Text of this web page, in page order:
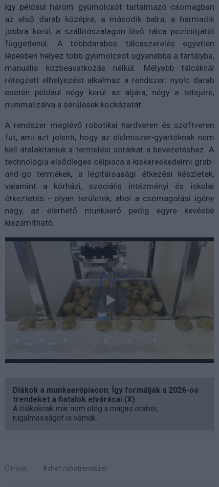
így például három gyümölcsöt tartalmazó csomagban
az első darab középre, a második balra, a harmadik
jobbra kerül, a szállítószalagon lévő tálca pozíciójától
függetlenül. A többdarabos tálcaszerelés egyetlen
lépésben helyez több gyümölcsöt ugyanabba a tartályba,
manuális közbeavatkozás nélkül. Mélyebb tálcáknál
rétegzett elhelyezést alkalmaz a rendszer: nyolc darab
esetén például négy kerül az aljára, négy a tetejére,
minimalizálva a sérülések kockázatát.
A rendszer meglévő robotikai hardveren és szoftveren
fut, ami azt jelenti, hogy az élelmiszer-gyártóknak nem
kell átalakítaniuk a termelési soraikat a bevezetéshez. A
technológia elsődleges célpiaca a kiskereskedelmi grab-
and-go termékek, a légitársasági étkezési készletek,
valamint a kórházi, szociális intézményi és iskolai
étkeztetés - olyan területek, ahol a csomagolási igény
nagy, az elérhető munkaerő pedig egyre kevésbé
kiszámítható.
Diákok a munkaerőpiacon: Így formálják a 2026-os
trendeket a fiatalok elvárásai (X)
A diákoknak már nem elég a magas órabér,
rugalmasságot is várnak.
Címkék: #chef robotrendszer